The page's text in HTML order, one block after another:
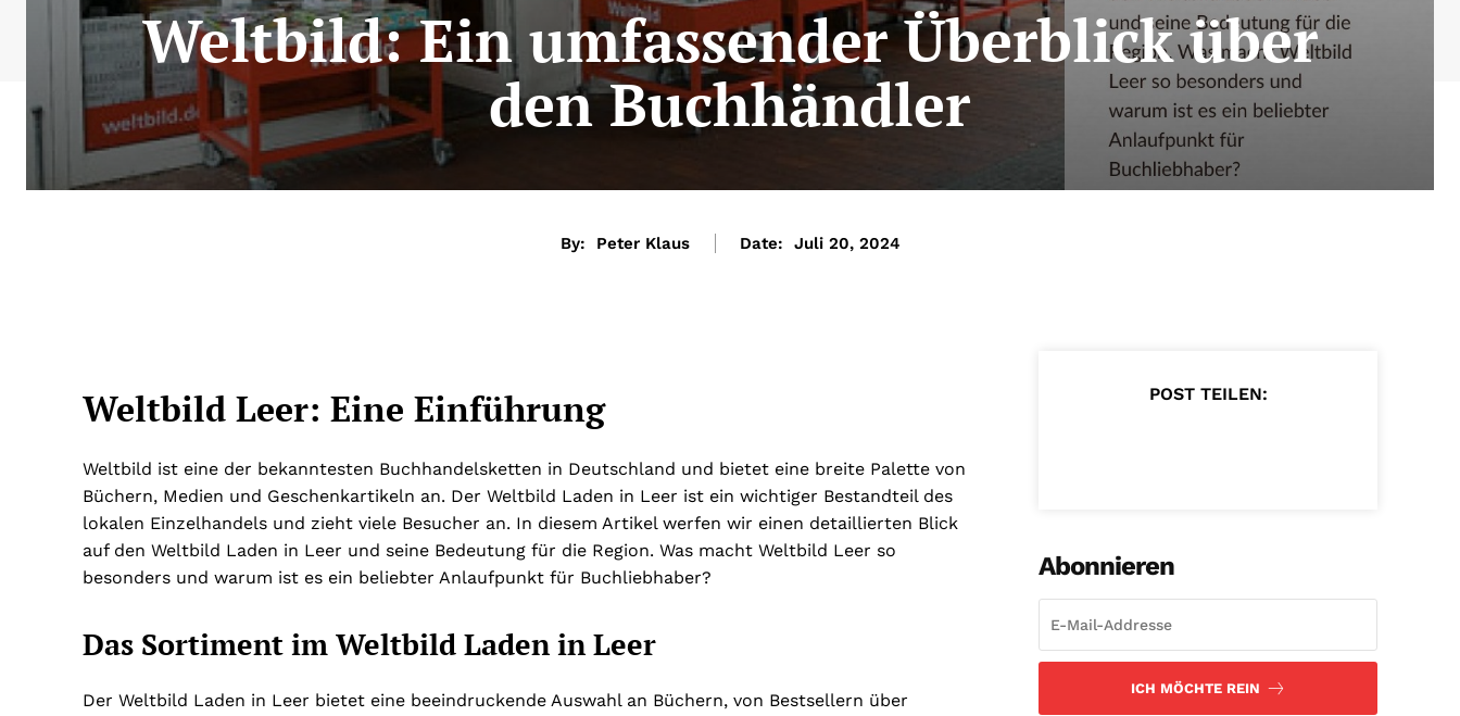
Weltbild: Ein umfassender Überblick über
den Buchhändler
By: Peter Klaus Date: Juli 20, 2024
Weltbild Leer: Eine Einführung
Weltbild ist eine der bekanntesten Buchhandelsketten in Deutschland und bietet eine breite Palette von
Büchern, Medien und Geschenkartikeln an. Der Weltbild Laden in Leer ist ein wichtiger Bestandteil des
lokalen Einzelhandels und zieht viele Besucher an. In diesem Artikel werfen wir einen detaillierten Blick
auf den Weltbild Laden in Leer und seine Bedeutung für die Region. Was macht Weltbild Leer so
besonders und warum ist es ein beliebter Anlaufpunkt für Buchliebhaber?
Das Sortiment im Weltbild Laden in Leer
Der Weltbild Laden in Leer bietet eine beeindruckende Auswahl an Büchern, von Bestsellern über
POST TEILEN:
Abonnieren
ICH MÖCHTE REIN